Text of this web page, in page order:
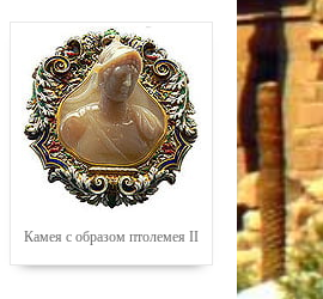
Камея с образом птолемея II